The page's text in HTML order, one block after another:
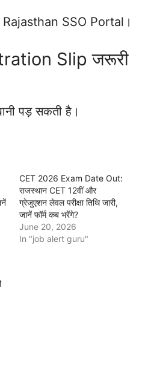
SSO Portal।
Slip जरूरी
पड़ सकती है।
CET 2026 Exam Date Out:
राजस्थान CET 12वीं और
ग्रेजुएशन लेवल परीक्षा तिथि जारी,
जानें फॉर्म कब भरेंगे?
June 20, 2026
In "job alert guru"